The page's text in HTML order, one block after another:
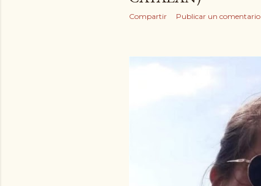
Compartir Publicar un comentario